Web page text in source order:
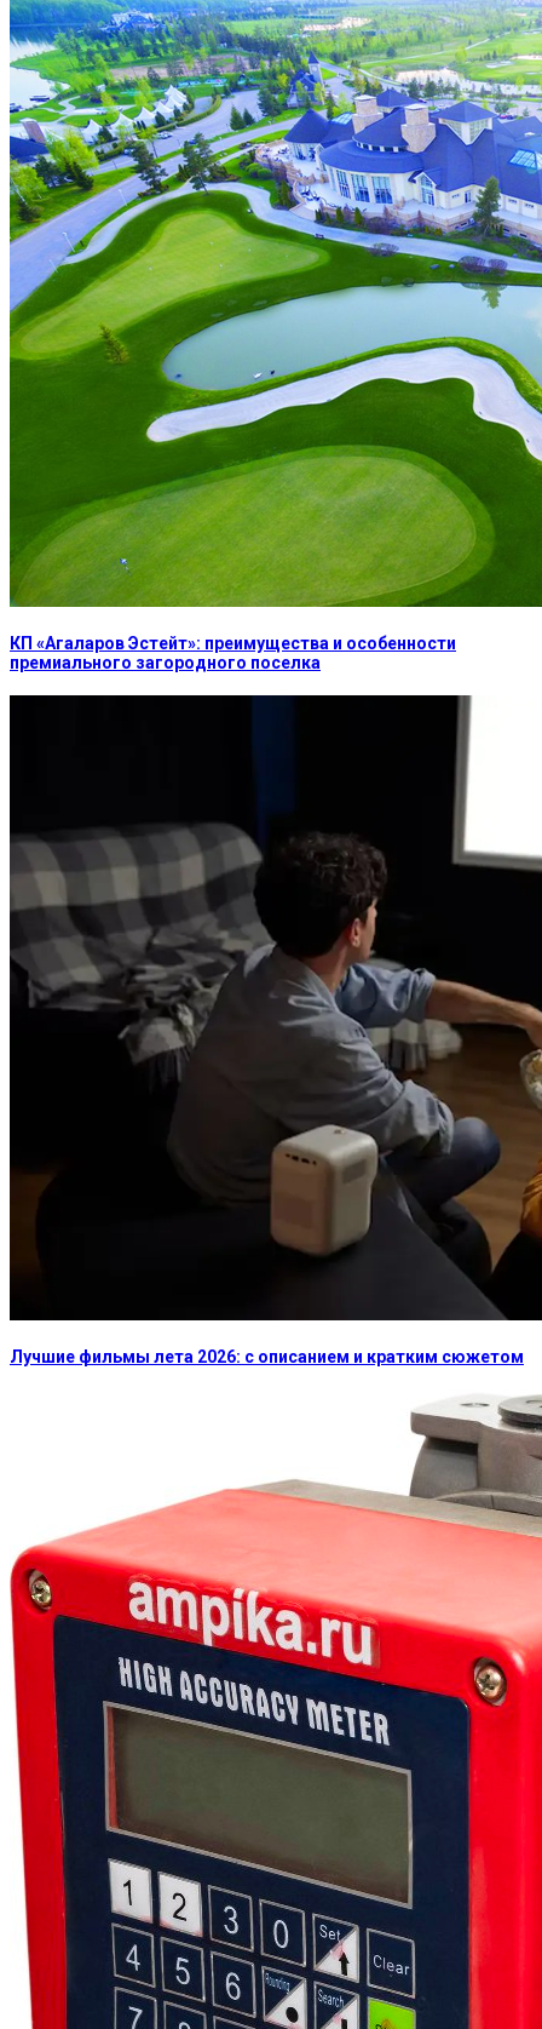
КП «Агаларов Эстейт»: преимущества и особенности
премиального загородного поселка
Лучшие фильмы лета 2026: с описанием и кратким сюжетом